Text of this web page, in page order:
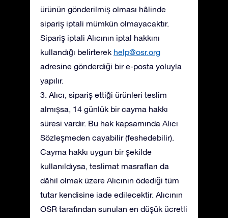
ürünün gönderilmiş olması hâlinde
sipariş iptali mümkün olmayacaktır.
Sipariş iptali Alıcının iptal hakkını
kullandığı belirterek help@osr.org
adresine gönderdiği bir e-posta yoluyla
yapılır.
3. Alıcı, sipariş ettiği ürünleri teslim
almışsa, 14 günlük bir cayma hakkı
süresi vardır. Bu hak kapsamında Alıcı
Sözleşmeden cayabilir (feshedebilir).
Cayma hakkı uygun bir şekilde
kullanıldıysa, teslimat masrafları da
dâhil olmak üzere Alıcının ödediği tüm
tutar kendisine iade edilecektir. Alıcının
OSR tarafından sunulan en düşük ücretli